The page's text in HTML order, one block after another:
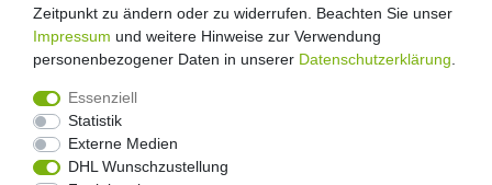
Widerrufs­recht Widerrufs­formular
Zeitpunkt zu ändern oder zu widerrufen. Beachten Sie unser
Impressum und weitere Hinweise zur Verwendung
personenbezogener Daten in unserer Daten­schutz­erklärung
Essenziell
Statistik
Externe Medien
DHL Wunschzustellung